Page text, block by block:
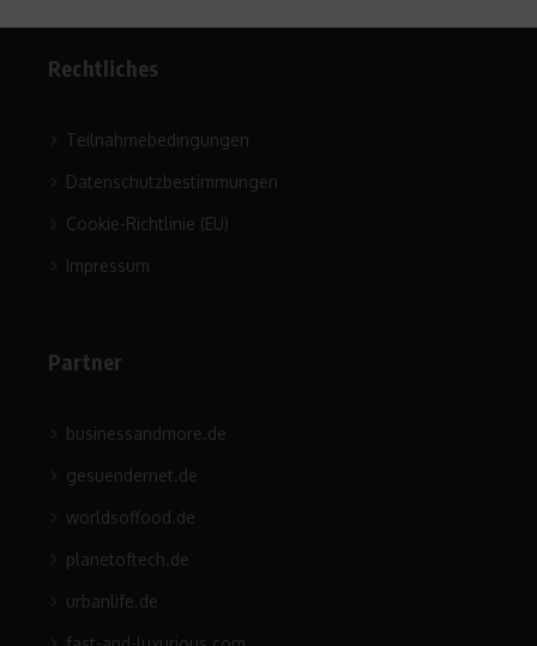
Rechtliches
Teilnahmebedingungen
Datenschutzbestimmungen
Cookie-Richtlinie (EU)
Impressum
Partner
businessandmore.de
gesuendernet.de
worldsoffood.de
planetoftech.de
urbanlife.de